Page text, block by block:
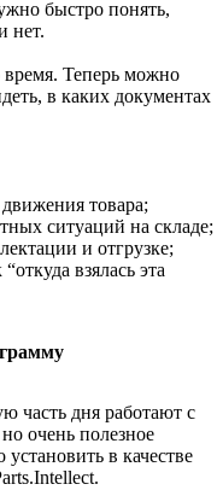
быстро понять,
нет.
Теперь можно
в каких документах
товара;
ситуаций на складе;
и отгрузке;
взялась эта
часть дня работают с
очень полезное
в качестве